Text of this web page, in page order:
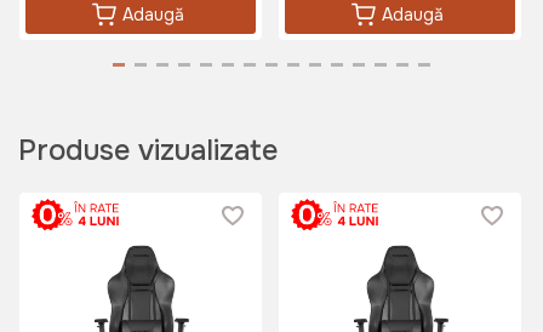
Adaugă Adaugă
Produse vizualizate